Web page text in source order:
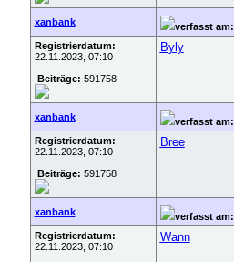
xanbank verfasst am:
Registrierdatum:
22.11.2023, 07:10
Beiträge: 591758
Byly
xanbank verfasst am:
Registrierdatum:
22.11.2023, 07:10
Beiträge: 591758
Bree
xanbank verfasst am:
Registrierdatum:
22.11.2023, 07:10
Wann